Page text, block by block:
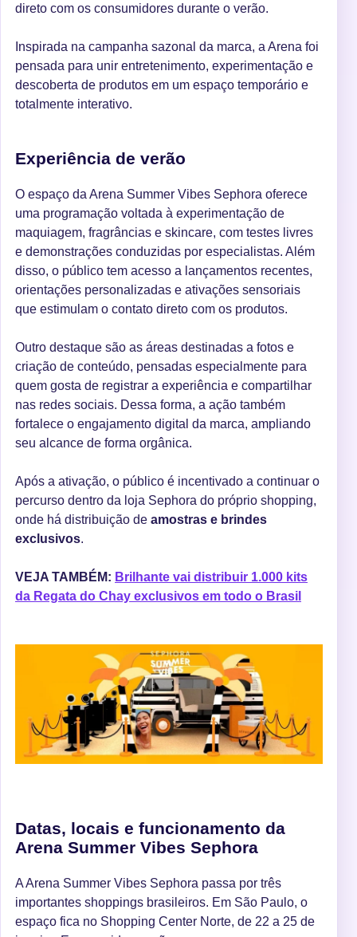
direto com os consumidores durante o verão.
Inspirada na campanha sazonal da marca, a Arena foi
pensada para unir entretenimento, experimentação e
descoberta de produtos em um espaço temporário e
totalmente interativo.
Experiência de verão
O espaço da Arena Summer Vibes Sephora oferece
uma programação voltada à experimentação de
maquiagem, fragrâncias e skincare, com testes livres
e demonstrações conduzidas por especialistas. Além
disso, o público tem acesso a lançamentos recentes,
orientações personalizadas e ativações sensoriais
que estimulam o contato direto com os produtos.
Outro destaque são as áreas destinadas a fotos e
criação de conteúdo, pensadas especialmente para
quem gosta de registrar a experiência e compartilhar
nas redes sociais. Dessa forma, a ação também
fortalece o engajamento digital da marca, ampliando
seu alcance de forma orgânica.
Após a ativação, o público é incentivado a continuar o
percurso dentro da loja Sephora do próprio shopping,
onde há distribuição de amostras e brindes
exclusivos.
VEJA TAMBÉM: Brilhante vai distribuir 1.000 kits
da Regata do Chay exclusivos em todo o Brasil
Datas, locais e funcionamento da
Arena Summer Vibes Sephora
A Arena Summer Vibes Sephora passa por três
importantes shoppings brasileiros. Em São Paulo, o
espaço fica no Shopping Center Norte, de 22 a 25 de